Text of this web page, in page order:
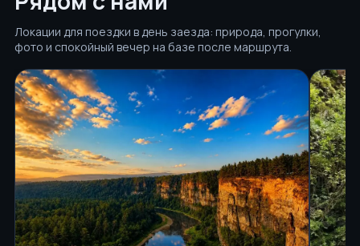
Локации для поездки в день заезда: природа, прогулки,
фото и спокойный вечер на базе после маршрута.